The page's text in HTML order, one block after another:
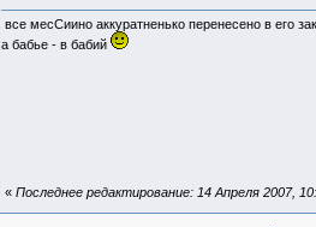
все месСиино аккуратненько перенесено в его
а бабье - в бабий
« Последнее редактирование: 14 Апреля 2007,